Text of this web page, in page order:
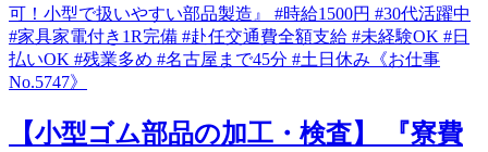
【小型ゴム部品の加工・検査】 『寮費